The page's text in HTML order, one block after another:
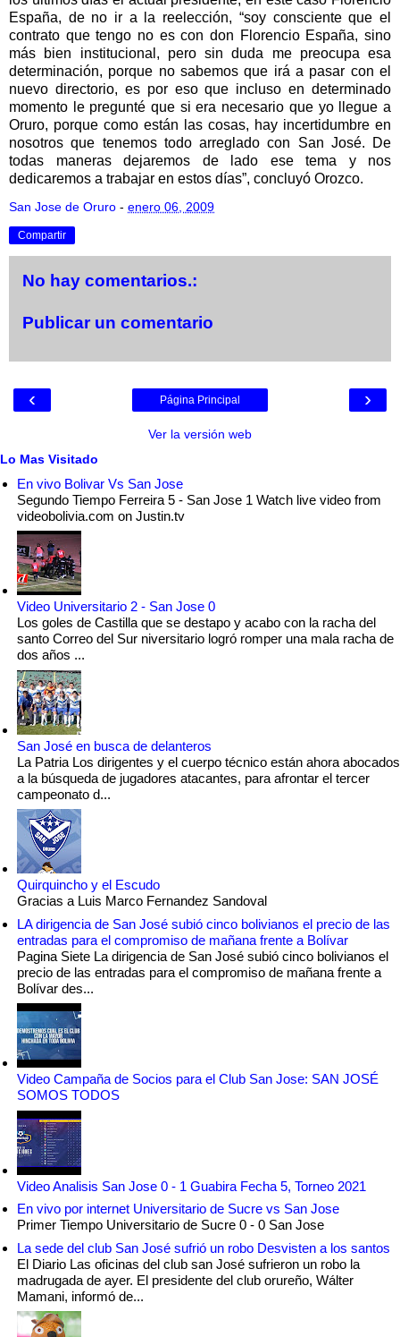
España, de no ir a la reelección, “soy consciente que el
contrato que tengo no es con don Florencio España, sino
más bien institucional, pero sin duda me preocupa esa
determinación, porque no sabemos que irá a pasar con el
nuevo directorio, es por eso que incluso en determinado
momento le pregunté que si era necesario que yo llegue a
Oruro, porque como están las cosas, hay incertidumbre en
nosotros que tenemos todo arreglado con San José. De
todas maneras dejaremos de lado ese tema y nos
dedicaremos a trabajar en estos días”, concluyó Orozco.
San Jose de Oruro - enero 06, 2009
Compartir
No hay comentarios.:
Publicar un comentario
‹ ›
Página Principal
Ver la versión web
Lo Mas Visitado
En vivo Bolivar Vs San Jose
Segundo Tiempo Ferreira 5 - San Jose 1 Watch live video from
videobolivia.com on Justin.tv
Video Universitario 2 - San Jose 0
Los goles de Castilla que se destapo y acabo con la racha del
santo Correo del Sur niversitario logró romper una mala racha de
dos años ...
San José en busca de delanteros
La Patria Los dirigentes y el cuerpo técnico están ahora abocados
a la búsqueda de jugadores atacantes, para afrontar el tercer
campeonato d...
Quirquincho y el Escudo
Gracias a Luis Marco Fernandez Sandoval
LA dirigencia de San José subió cinco bolivianos el precio de las
entradas para el compromiso de mañana frente a Bolívar
Pagina Siete La dirigencia de San José subió cinco bolivianos el
precio de las entradas para el compromiso de mañana frente a
Bolívar des...
Video Campaña de Socios para el Club San Jose: SAN JOSÉ
SOMOS TODOS
Video Analisis San Jose 0 - 1 Guabira Fecha 5, Torneo 2021
En vivo por internet Universitario de Sucre vs San Jose
Primer Tiempo Universitario de Sucre 0 - 0 San Jose
La sede del club San José sufrió un robo Desvisten a los santos
El Diario Las oficinas del club san José sufrieron un robo la
madrugada de ayer. El presidente del club orureño, Wálter
Mamani, informó de...